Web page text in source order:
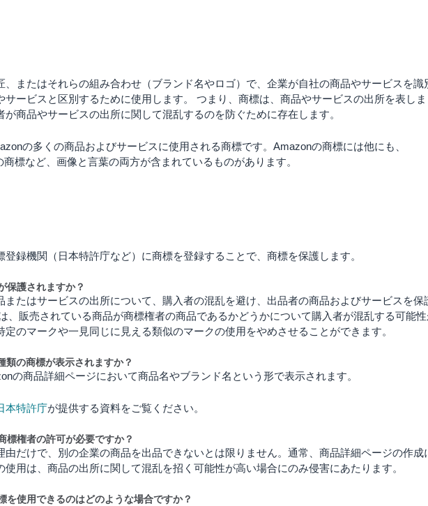
、またはそれらの組み合わせ（ブランド名やロゴ）で、企業が自社の商品やサービスを識
ービスと区別するために使用します。
つまり、商標は、商品やサービスの出所を表しま
商品やサービスの出所に関して混乱するのを防ぐために存在します。
の多くの商品およびサービスに使用される商標です。Amazonの商標には他にも、
商標など、画像と言葉の両方が含まれているものがあります。
録機関（日本特許庁など）に商標を登録することで、商標を保護します。
保護されますか？
またはサービスの出所について、購入者の混乱を避け、出品者の商品およびサービスを保
、販売されている商品が商標権者の商品であるかどうかについて購入者が混乱する可能
のマークや一見同じに見える類似のマークの使用をやめさせることができます。
の商標が表示されますか？
の商品詳細ページにおいて商品名やブランド名という形で表示されます。
本特許庁が提供する資料をご覧ください。
標権者の許可が必要ですか？
由だけで、別の企業の商品を出品できないとは限りません。通常、商品詳細ページの作成
用は、商品の出所に関して混乱を招く可能性が高い場合にのみ侵害にあたります。
を使用できるのはどのような場合ですか？